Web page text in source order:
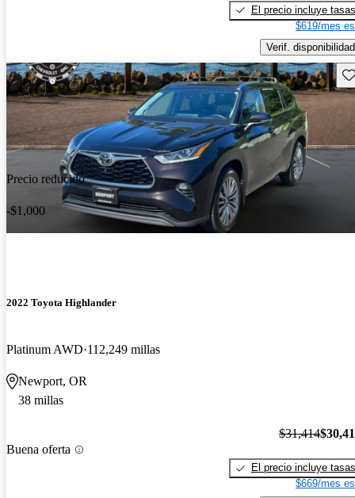
El precio incluye tasas
$619/mes
Verif. disponibilidad
Precio reducido
-$1,000
2022 Toyota Highlander
Platinum AWD 112,249 millas
Newport, OR
38 millas
Buena oferta
$31,414
El precio incluye tasas
$669/mes